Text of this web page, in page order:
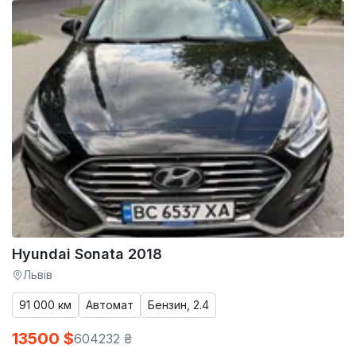
Hyundai Sonata 2018
Львів
91 000 км Автомат Бензин, 2.4
13500 $604232 ₴